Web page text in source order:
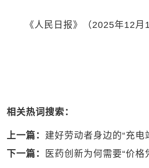
《人民日报》（2025年12月
相关热词搜索：
上一篇： 建好劳动者身边的“充电
下一篇：
医药创新为何需要“价格